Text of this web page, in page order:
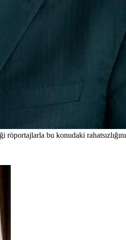
bu konudaki rahatsızlığını